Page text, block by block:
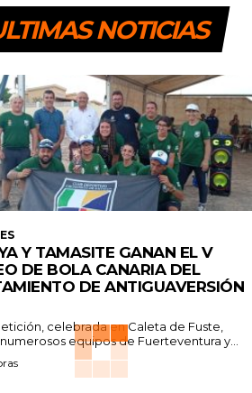
NOTICIAS
Y TAMASITE GANAN EL V
DE BOLA CANARIA DEL
DE ANTIGUAVERSIÓN
celebrada en Caleta de Fuste,
equipos de Fuerteventura y...